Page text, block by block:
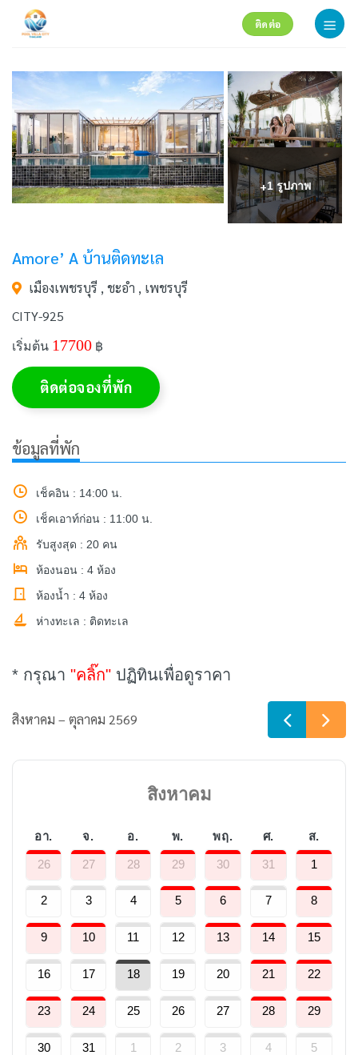
ติดต่อ
+1 รูปภาพ
Amore’ A บ้านติดทะเล
เมืองเพชรบุรี , ชะอำ , เพชรบุรี
CITY-925
เริ่มต้น 17700 ฿
ติดต่อจองที่พัก
ข้อมูลที่พัก
เช็คอิน : 14:00 น.
เช็คเอาท์ก่อน : 11:00 น.
รับสูงสุด : 20 คน
ห้องนอน : 4 ห้อง
ห้องน้ำ : 4 ห้อง
ห่างทะเล : ติดทะเล
* กรุณา "คลิ๊ก" ปฏิทินเพื่อดูราคา
สิงหาคม – ตุลาคม 2569
สิงหาคม
อา. จ. อ. พ. พฤ. ศ. ส.
26 27 28 29 30 31 1
2 3 4 5 6 7 8
9 10 11 12 13 14 15
16 17 18 19 20 21 22
23 24 25 26 27 28 29
30 31 1 2 3 4 5